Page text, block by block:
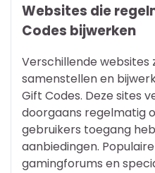
Websites die
Codes bijwerken
Verschillende websites
samenstellen en
Gift Codes. Deze sites
doorgaans regelmatig
gebruikers toegang
aanbiedingen.
gamingforums en